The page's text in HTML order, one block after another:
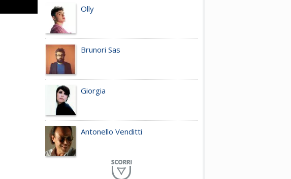
Olly
Brunori Sas
Giorgia
Antonello Venditti
Planet Funk